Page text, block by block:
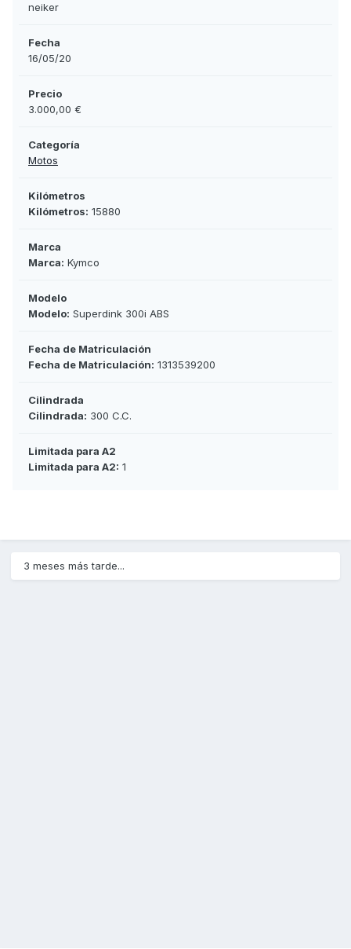
neiker
Fecha
16/05/20
Precio
3.000,00 €
Categoría
Motos
Kilómetros
Kilómetros: 15880
Marca
Marca: Kymco
Modelo
Modelo: Superdink 300i ABS
Fecha de Matriculación
Fecha de Matriculación: 1313539200
Cilindrada
Cilindrada: 300 C.C.
Limitada para A2
Limitada para A2: 1
3 meses más tarde...